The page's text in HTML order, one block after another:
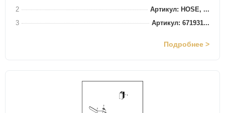
2
Артикул: HOSE, ...
3
Артикул: 671931...
Подробнее >